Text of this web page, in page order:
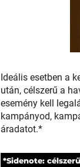
Ideális esetben a
után, célszerű a
esemény kell
kampányod,
áradatot.*
*Sidenote: